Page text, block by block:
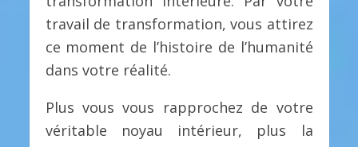
travail de transformation, vous attirez
ce moment de l’histoire de l’humanité
dans votre réalité.
Plus vous vous rapprochez de votre
véritable noyau intérieur, plus la